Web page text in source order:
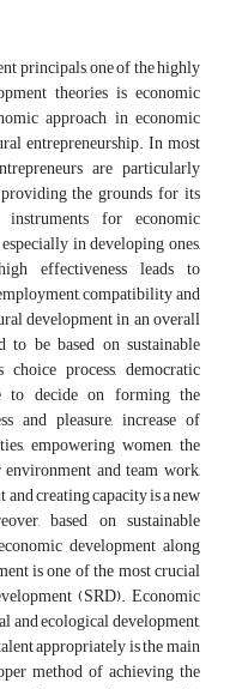
principals, one of the highly
theories is economic
approach in economic
entrepreneurship. In most
are particularly
the grounds for its
for economic
in developing ones,
effectiveness leads to
compatibility and
development in an overall
to be based on sustainable
choice process, democratic
to decide on forming the
and pleasure, increase of
empowering women, the
and team work,
creating capacity is a new
based on sustainable
development along
is one of the most crucial
(SRD). Economic
and ecological development,
appropriately is the main
method of achieving the